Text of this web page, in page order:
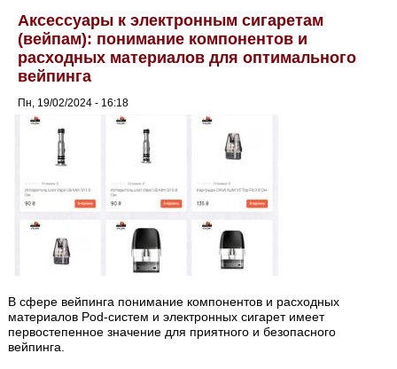
Аксессуары к электронным сигаретам
(вейпам): понимание компонентов и
расходных материалов для оптимального
вейпинга
Пн, 19/02/2024 - 16:18
В сфере вейпинга понимание компонентов и расходных
материалов Pod-систем и электронных сигарет имеет
первостепенное значение для приятного и безопасного
вейпинга.